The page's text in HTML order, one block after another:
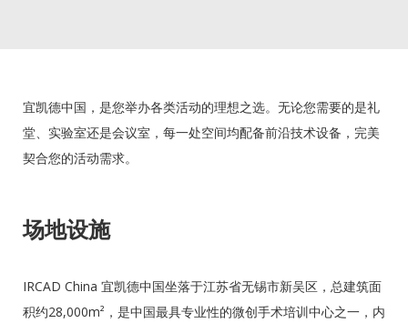
宜凯德中国，是您举办各类活动的理想之选。无论您需要的是礼
堂、实验室还是会议室，每一处空间均配备前沿技术设备，完美
契合您的活动需求。
场地设施
IRCAD China 宜凯德中国坐落于江苏省无锡市新吴区，总建筑面
积约28,000m²，是中国最具专业性的微创手术培训中心之一，内